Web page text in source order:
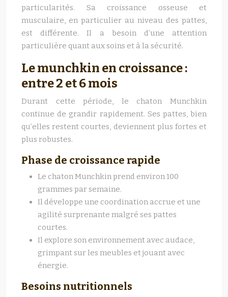
particularités. Sa croissance osseuse et
musculaire, en particulier au niveau des pattes,
est différente. Il a besoin d’une attention
particulière quant aux soins et à la sécurité.
Le munchkin en croissance :
entre 2 et 6 mois
Durant cette période, le chaton Munchkin
continue de grandir rapidement. Ses pattes, bien
qu’elles restent courtes, deviennent plus fortes et
plus robustes.
Phase de croissance rapide
Le chaton Munchkin prend environ 100
grammes par semaine.
Il développe une coordination accrue et une
agilité surprenante malgré ses pattes
courtes.
Il explore son environnement avec audace,
grimpant sur les meubles et jouant avec
énergie.
Besoins nutritionnels